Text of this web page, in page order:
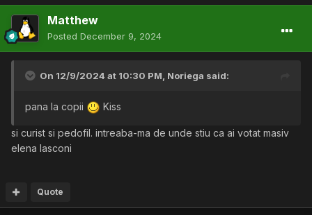
Matthew
Posted December 9, 2024
On 12/9/2024 at 10:30 PM, Noriega said:
pana la copii Kiss
si curist si pedofil. intreaba-ma de unde stiu ca ai votat masiv
elena lasconi
Quote